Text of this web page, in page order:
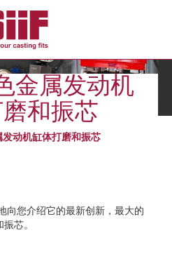
金属发动机
和振芯
动机缸体打磨和振芯
向您介绍它的最新创新，最大的
芯。